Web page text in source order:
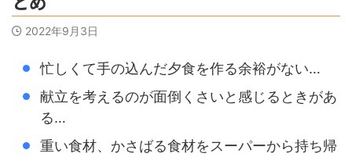
2022年9月3日
忙しくて手の込んだ夕食を作る余裕がない…
献立を考えるのが面倒くさいと感じるときがあ
る…
重い食材、かさばる食材をスーパーから持ち帰